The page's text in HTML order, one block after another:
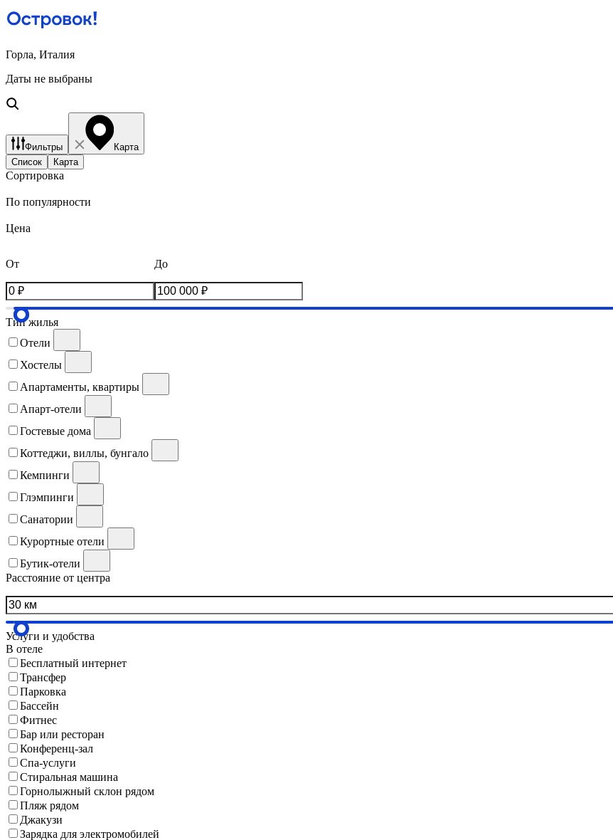
Горла, Италия
Даты не выбраны
Фильтры
Карта
Список
Карта
Сортировка
По популярности
Цена
От До
Тип жилья
Отели
Хостелы
Апартаменты, квартиры
Апарт-отели
Гостевые дома
Коттеджи, виллы, бунгало
Кемпинги
Глэмпинги
Санатории
Курортные отели
Бутик-отели
Расстояние от центра
Услуги и удобства
В отеле
Бесплатный интернет
Трансфер
Парковка
Бассейн
Фитнес
Бар или ресторан
Конференц-зал
Спа-услуги
Стиральная машина
Горнолыжный склон рядом
Пляж рядом
Джакузи
Зарядка для электромобилей